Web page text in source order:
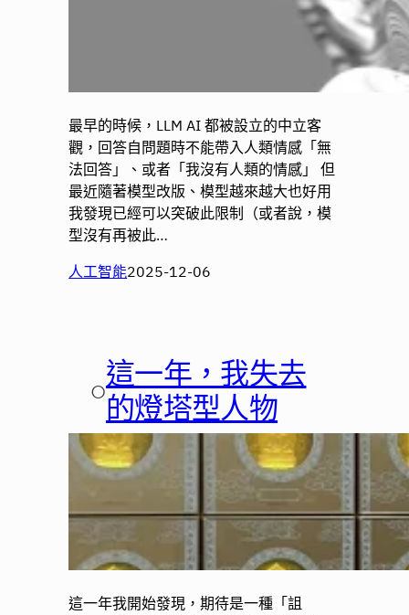
最早的時候，LLM AI 都被設立的中立客
觀，回答自問題時不能帶入人類情感「無
法回答」、或者「我沒有人類的情感」 但
最近隨著模型改版、模型越來越大也好用
我發現已經可以突破此限制（或者說，模
型沒有再被此…
人工智能2025-12-06
○這一年，我失去
的燈塔型人物
這一年我開始發現，期待是一種「詛